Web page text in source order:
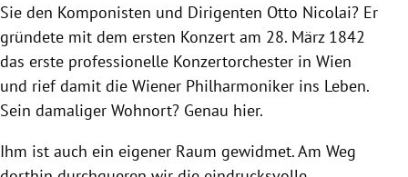
Sie den Komponisten und Dirigenten Otto Nicolai? Er
gründete mit dem ersten Konzert am 28. März 1842
das erste professionelle Konzertorchester in Wien
und rief damit die Wiener Philharmoniker ins Leben.
Sein damaliger Wohnort? Genau hier.
Ihm ist auch ein eigener Raum gewidmet.Am Weg